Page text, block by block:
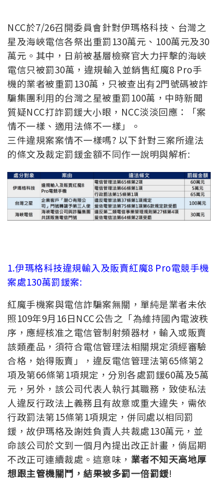
NCC於7/26召開委員會針對伊瑪格科技、台灣之
星及海峽電信各祭出重罰130萬元、100萬元及30
萬元。其中，日前被基層檢察官大力抨擊的海峽
電信只被罰30萬，違規輸入並銷售紅魔8 Pro手
機的業者被重罰130萬，只被查出有2門號碼被詐
騙集團利用的台灣之星被重罰100萬，中時新聞
質疑NCC打詐罰鍰大小眼，NCC淡淡回應：「案
情不一樣、適用法條不一樣」。
三件違規案案情不一樣嗎? 以下針對三案所違法
的條文及裁定罰鍰金額不同作一說明與解析:
1.伊瑪格科技違規輸入及販賣紅魔8 Pro電競手機
案處130萬罰鍰案:
紅魔手機案與電信詐騙案無關，單純是業者未依
照109年9月16日NCC公告之「為維持國內電波秩
序，應經核准之電信管制射頻器材，輸入或販賣
該類產品，須符合電信管理法相關規定須經審驗
合格，始得販賣」，違反電信管理法第65條第2
項及第66條第1項規定，分別各處罰鍰60萬及5萬
元，另外，該公司代表人執行其職務，致使私法
人違反行政法上義務且有故意或重大違失，需依
行政罰法第15條第1項規定，併同處以相同罰
鍰，故伊瑪格及謝姓負責人共裁處130萬元，並
命該公司於文到一個月內提出改正計畫，倘屆期
不改正可連續裁處。這意味， 業者不知天高地厚
想跟主管機關鬥，結果被多罰一倍罰鍰!